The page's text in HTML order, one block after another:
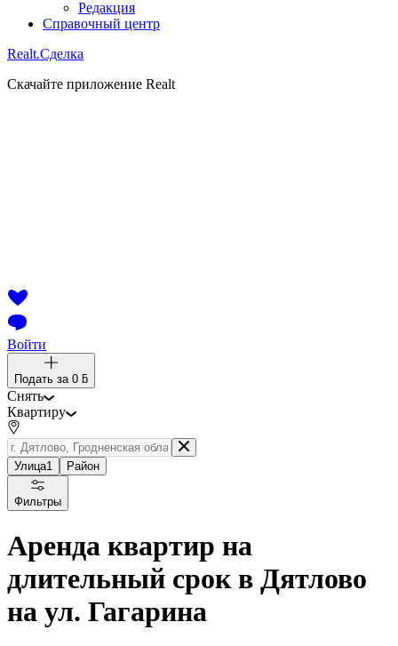
Редакция
Справочный центр
Realt.Сделка
Скачайте приложение Realt
Войти
Подать за 0 ƃ
Снять
Квартиру
Улица1 Район
Фильтры
Аренда квартир на
длительный срок в Дятлово
на ул. Гагарина